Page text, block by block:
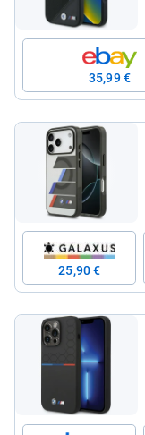
35,99 €
25,90 €